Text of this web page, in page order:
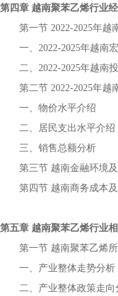
第四章 越南聚苯乙烯行业
第一节 2022-2025年越
一、 2022-2025年越南
二、 2022-2025年越南
第二节 2022-2025年越
一、物价水平介绍
二、居民支出水平介绍
三、销售总额分析
第三节 越南金融环境
第四节 越南商务成本
第五章 越南聚苯乙烯行业
第一节 越南聚苯乙烯
一、产业整体走势分析
二、产业整体政策走向